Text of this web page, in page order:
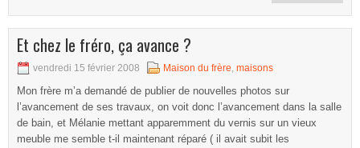
Et chez le fréro, ça avance ?
vendredi 15 février 2008 Maison du frère, maisons
Mon frère m’a demandé de publier de nouvelles photos sur
l’avancement de ses travaux, on voit donc l’avancement dans la salle
de bain, et Mélanie mettant apparemment du vernis sur un vieux
meuble me semble t-il maintenant réparé ( il avait subit les